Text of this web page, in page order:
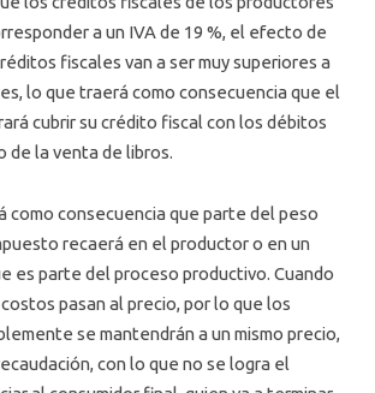
a un IVA de 19 %, el efecto de
fiscales van a ser muy superiores a
lo que traerá como consecuencia que el
cubrir su crédito fiscal con los débitos
de la venta de libros.
como consecuencia que parte del peso
recaerá en el productor o en un
es parte del proceso productivo. Cuando
pasan al precio, por lo que los
se mantendrán a un mismo precio,
con lo que no se logra el